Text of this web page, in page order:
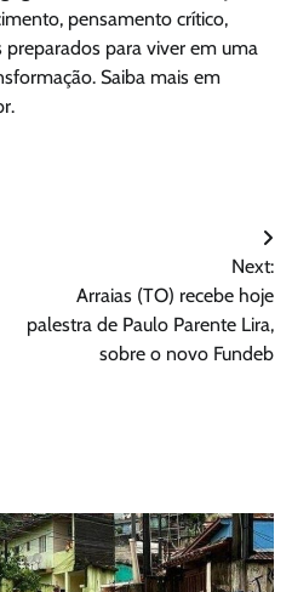
pensamento crítico,
para viver em uma
Saiba mais em
Next:
Arraias (TO) recebe hoje
palestra de Paulo Parente Lira,
sobre o novo Fundeb